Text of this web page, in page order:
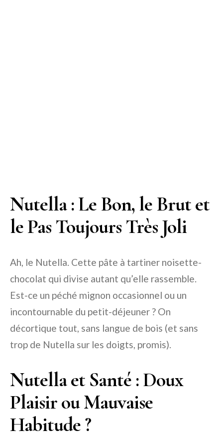
Nutella : Le Bon, le Brut et
le Pas Toujours Très Joli
Ah, le Nutella. Cette pâte à tartiner noisette-
chocolat qui divise autant qu’elle rassemble.
Est-ce un péché mignon occasionnel ou un
incontournable du petit-déjeuner ? On
décortique tout, sans langue de bois (et sans
trop de Nutella sur les doigts, promis).
Nutella et Santé : Doux
Plaisir ou Mauvaise
Habitude ?